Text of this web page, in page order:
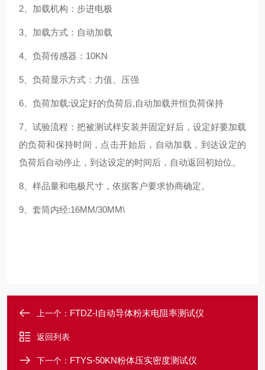
2、加载机构：步进电极
3、加载方式：自动加载
4、负荷传感器：10KN
5、负荷显示方式：力值、压强
6、负荷加载:设定好的负荷后,自动加载并恒负荷保持
7、试验流程：把被测试样安装并固定好后，设定好要加载
的负荷和保持时间，点击开始后，自动加载，到达设定的
负荷后自动停止，到达设定的时间后，自动返回初始位。
8、样品量和电极尺寸，依据客户要求协商确定。
9、套筒内经:16MM/30MM\
上一个： FTDZ-I自动导体粉末电阻率测试仪
返回列表
下一个： FTYS-50KN粉体压实密度测试仪